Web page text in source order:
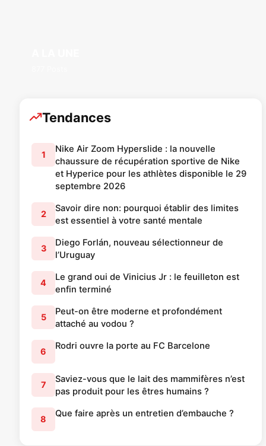
Tendances
1
Nike Air Zoom Hyperslide : la nouvelle
chaussure de récupération sportive de Nike
et Hyperice pour les athlètes disponible le 29
septembre 2026
2
Savoir dire non: pourquoi établir des limites
est essentiel à votre santé mentale
3
Diego Forlán, nouveau sélectionneur de
l’Uruguay
4
Le grand oui de Vinicius Jr : le feuilleton est
enfin terminé
5
Peut-on être moderne et profondément
attaché au vodou ?
6
Rodri ouvre la porte au FC Barcelone
7
Saviez-vous que le lait des mammifères n’est
pas produit pour les êtres humains ?
8
Que faire après un entretien d’embauche ?